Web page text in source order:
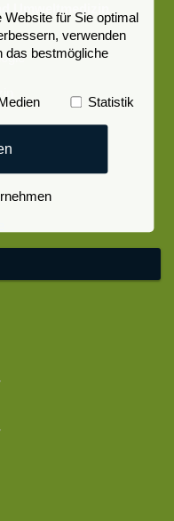
Umweltmedizin
für Sie optimal
verwenden
das bestmögliche
Statistik